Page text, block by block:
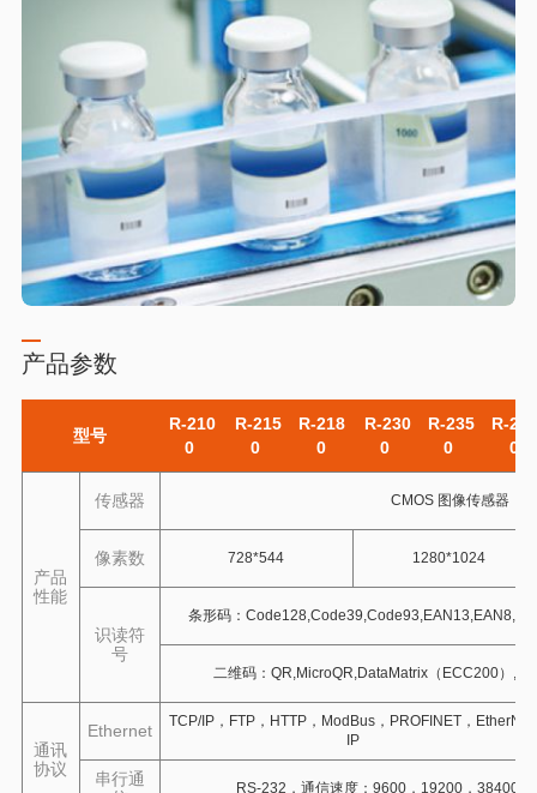
产品参数
型号
R-210
0
R-215
0
R-218
0
R-230
0
R-235
0
R-238
0
产品
性能
传感器 CMOS 图像传感器
像素数 728*544 1280*1024
识读符
号
条形码：
二维码：QR,MicroQR,DataMatrix（ECC200）
通讯
协议
Ethernet
TCP/IP，FTP，HTTP，ModBus，PROFINET，EtherNet/
IP
串行通
RS-232，通信速度：9600，19200，38400